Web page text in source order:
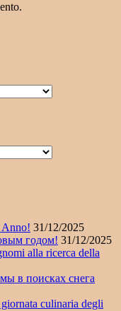
31/12/2025
годом! 31/12/2025
alla ricerca della
в поисках снега
culinaria degli